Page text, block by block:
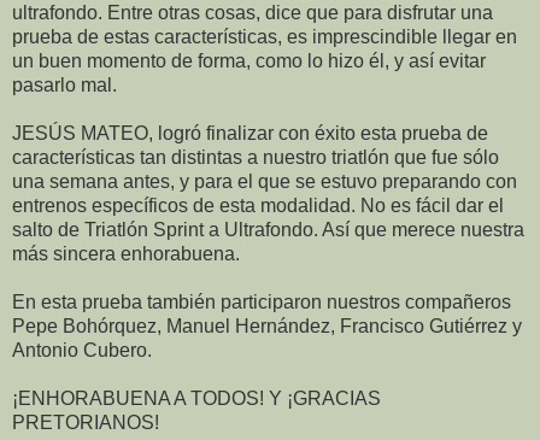
ultrafondo. Entre otras cosas, dice que para disfrutar una
prueba de estas características, es imprescindible llegar en
un buen momento de forma, como lo hizo él, y así evitar
pasarlo mal.
JESÚS MATEO, logró finalizar con éxito esta prueba de
características tan distintas a nuestro triatlón que fue sólo
una semana antes, y para el que se estuvo preparando con
entrenos específicos de esta modalidad. No es fácil dar el
salto de Triatlón Sprint a Ultrafondo. Así que merece nuestra
más sincera enhorabuena.
En esta prueba también participaron nuestros compañeros
Pepe Bohórquez, Manuel Hernández, Francisco Gutiérrez y
Antonio Cubero.
¡ENHORABUENA A TODOS! Y ¡GRACIAS
PRETORIANOS!